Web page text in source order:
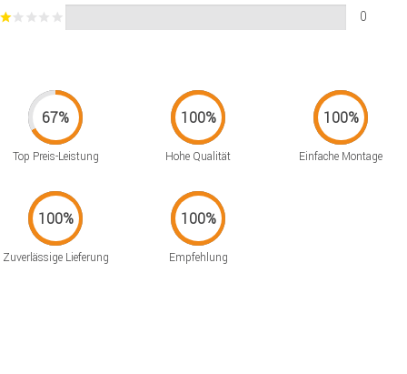
0
Top Preis-Leistung Hohe Qualität Einfache Montage
Zuverlässige Lieferung Empfehlung